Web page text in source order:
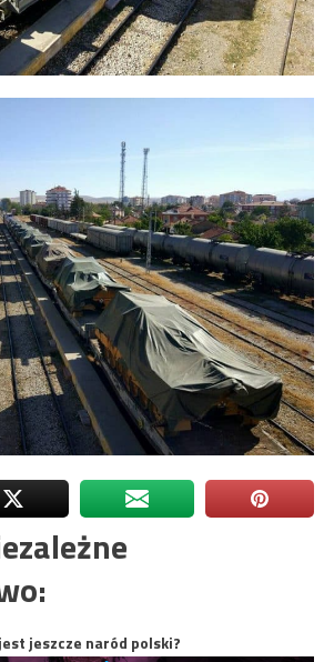
jeszcze naród polski?